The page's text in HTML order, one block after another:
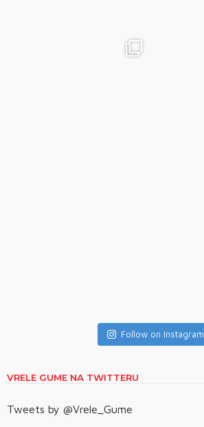
Follow on Instagram
VRELE GUME NA TWITTERU
Tweets by @Vrele_Gume